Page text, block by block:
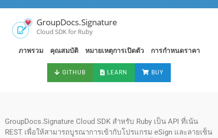
GroupDocs.Signature
Cloud SDK for Ruby
ภาพรวม คุณสมบัติ หมายเหตุการเปิดตัว การกำหนดราคา
GITHUB LEARN BUY
GroupDocs.Signature Cloud SDK สำหรับ Ruby เป็น API ที่เน้น
REST เพื่อให้สามารถบูรณาการเข้ากับโปรแกรม eSign และลายเซ็น